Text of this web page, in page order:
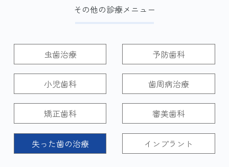
その他の診療メニュー
虫歯治療 予防歯科
小児歯科 歯周病治療
矯正歯科 審美歯科
失った歯の治療 インプラント